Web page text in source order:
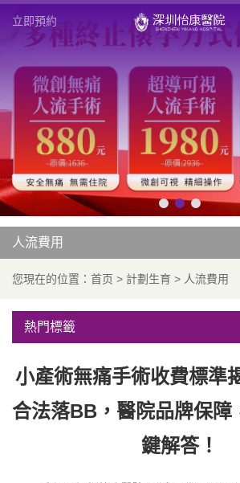
立即預約
人流費用
您現在的位置： 首页 > 計劃生育 > 人流費用
熱門標籤
小產術無痛手術收費標準
合法落BB，醫院品牌保障
鍵解答！